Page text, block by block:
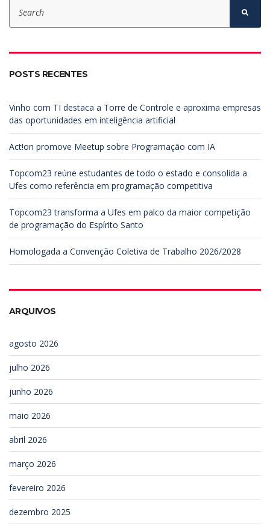
a
h
o
a
POSTS RECENTES
Vinho com TI destaca a Torre de Controle e aproxima empresas
das oportunidades em inteligência artificial
Act!on promove Meetup sobre Programação com IA
Topcom23 reúne estudantes de todo o estado e consolida a
Ufes como referência em programação competitiva
Topcom23 transforma a Ufes em palco da maior competição
de programação do Espírito Santo
Homologada a Convenção Coletiva de Trabalho 2026/2028
ARQUIVOS
agosto 2026
julho 2026
junho 2026
maio 2026
abril 2026
março 2026
fevereiro 2026
dezembro 2025